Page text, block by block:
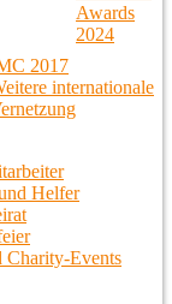
Awards
2024
2017
internationale
Helfer
Charity-Events